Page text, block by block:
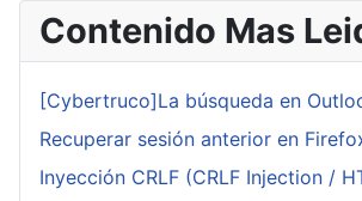
Contenido Mas
[Cybertruco]La búsqueda en
Recuperar sesión anterior en
Inyección CRLF (CRLF Injection /